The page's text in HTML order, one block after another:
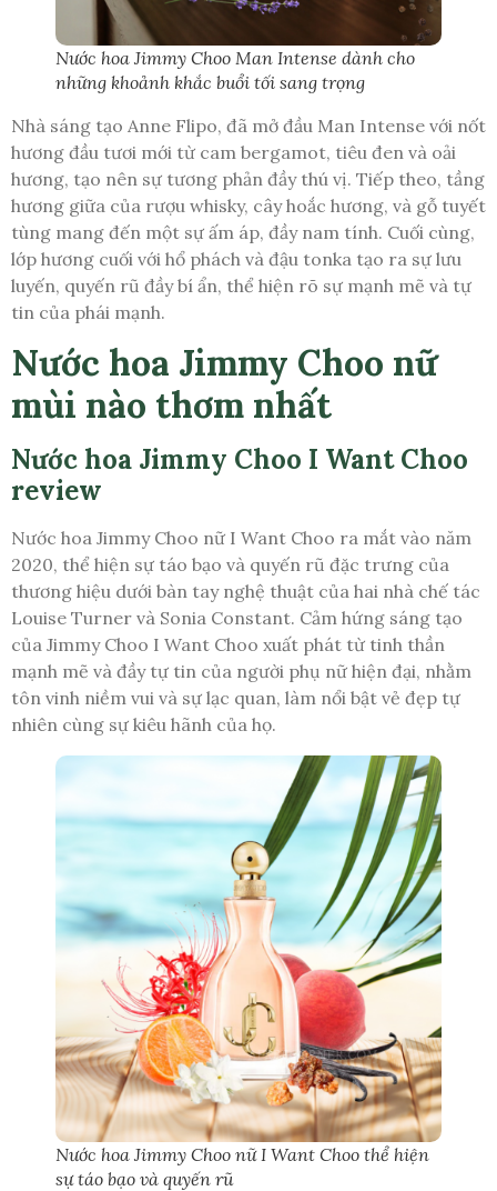
Nước hoa Jimmy Choo Man Intense dành cho
những khoảnh khắc buổi tối sang trọng
Nhà sáng tạo Anne Flipo, đã mở đầu Man Intense với nốt
hương đầu tươi mới từ cam bergamot, tiêu đen và oải
hương, tạo nên sự tương phản đầy thú vị. Tiếp theo, tầng
hương giữa của rượu whisky, cây hoắc hương, và gỗ tuyết
tùng mang đến một sự ấm áp, đầy nam tính. Cuối cùng,
lớp hương cuối với hổ phách và đậu tonka tạo ra sự lưu
luyến, quyến rũ đầy bí ẩn, thể hiện rõ sự mạnh mẽ và tự
tin của phái mạnh.
Nước hoa Jimmy Choo nữ
mùi nào thơm nhất
Nước hoa Jimmy Choo I Want Choo
review
Nước hoa Jimmy Choo nữ I Want Choo ra mắt vào năm
2020, thể hiện sự táo bạo và quyến rũ đặc trưng của
thương hiệu dưới bàn tay nghệ thuật của hai nhà chế tác
Louise Turner và Sonia Constant. Cảm hứng sáng tạo
của Jimmy Choo I Want Choo xuất phát từ tinh thần
mạnh mẽ và đầy tự tin của người phụ nữ hiện đại, nhằm
tôn vinh niềm vui và sự lạc quan, làm nổi bật vẻ đẹp tự
nhiên cùng sự kiêu hãnh của họ.
Nước hoa Jimmy Choo nữ I Want Choo thể hiện
sự táo bạo và quyến rũ